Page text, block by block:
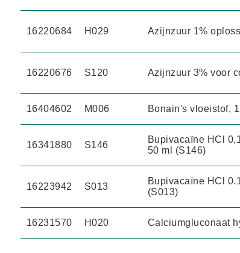
16220684 H029 Azijnzuur 1%
16220676 S120 Azijnzuur 3% voor
16404602 M006 Bonain's vloeistof,
16341880 S146
Bupivacaïne HCl
50 ml (S146)
16223942 S013
Bupivacaïne HCl
(S013)
16231570 H020 Calciumgluconaat